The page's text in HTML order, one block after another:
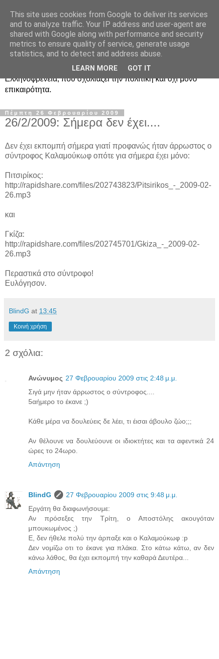
Ραδιοφωνική
Ελληνοφρένεια Unofficial
Η γνωστή ραδιοφωνική εκπομπή κατά κόσμον
Ελληνοφρένεια, που σχολιάζει την πολιτική και όχι μόνο
επικαιρότητα.
Πέμπτη 26 Φεβρουαρίου 2009
26/2/2009: Σήμερα δεν έχει....
Δεν έχει εκπομπή σήμερα γιατί προφανώς ήταν άρρωστος ο
σύντροφος Καλαμούκωφ οπότε για σήμερα έχει μόνο:
Πιτσιρίκος:
http://rapidshare.com/files/202743823/Pitsirikos_-_2009-02-
26.mp3
και
Γκίζα:
http://rapidshare.com/files/202745701/Gkiza_-_2009-02-
26.mp3
Περαστικά στο σύντροφο!
Ευλόγησον.
BlindG at 13:45
Κοινή χρήση
2 σχόλια:
Ανώνυμος 27 Φεβρουαρίου 2009 στις 2:48 μ.μ.
Σιγά μην ήταν άρρωστος ο σύντροφος....
5αήμερο το έκανε ;)
Κάθε μέρα να δουλεύεις δε λέει, τι έισαι άβουλο ζώο;;;
Αν θέλουνε να δουλεύουνε οι ιδιοκτήτες και τα αφεντικά 24
ώρες το 24ωρο.
Απάντηση
BlindG
27 Φεβρουαρίου 2009 στις 9:48 μ.μ.
Εργάτη θα διαφωνήσουμε:
Αν πρόσεξες την Τρίτη, ο Αποστόλης ακουγόταν
μπουκωμένος ;)
Ε, δεν ήθελε πολύ την άρπαξε και ο Καλαμούκωφ :p
Δεν νομίζω οτι το έκανε για πλάκα. Στο κάτω κάτω, αν δεν
κάνω λάθος, θα έχει εκπομπή την καθαρά Δευτέρα...
Απάντηση
This site uses cookies from Google to deliver its services
and to analyze traffic. Your IP address and user-agent are
shared with Google along with performance and security
metrics to ensure quality of service, generate usage
statistics, and to detect and address abuse.
LEARN MORE GOT IT